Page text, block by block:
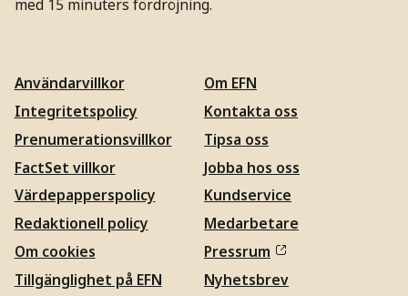
med 15 minuters fördröjning.
Användarvillkor
Integritetspolicy
Prenumerationsvillkor
FactSet villkor
Värdepapperspolicy
Redaktionell policy
Om cookies
Tillgänglighet på EFN
Om EFN
Kontakta oss
Tipsa oss
Jobba hos oss
Kundservice
Medarbetare
Pressrum
Nyhetsbrev